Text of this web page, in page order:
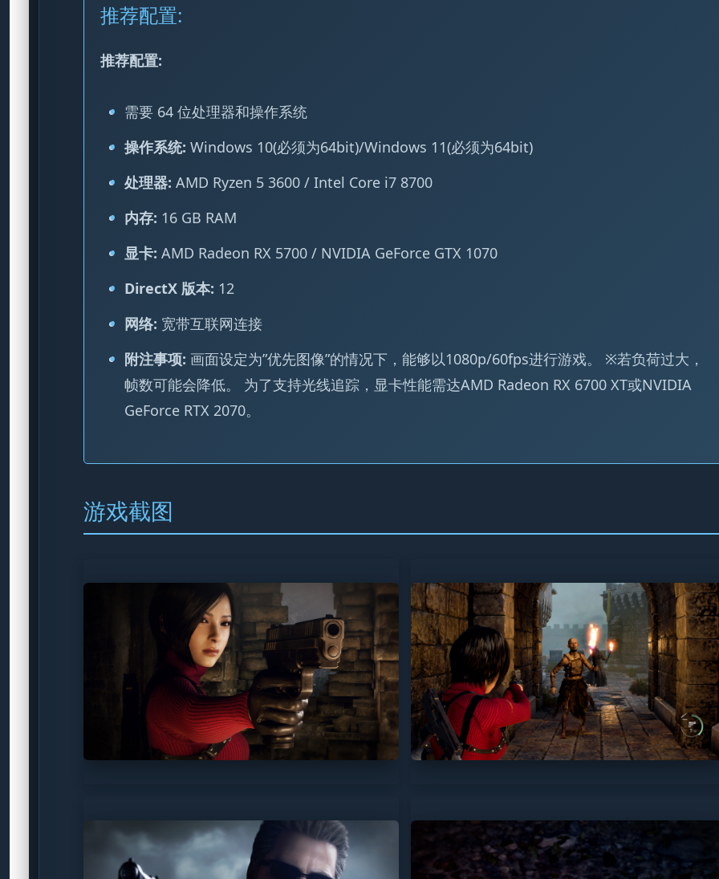
推荐配置:
推荐配置:
需要 64 位处理器和操作系统
操作系统: Windows 10(必须为64bit)/Windows 11(必须为64bit)
处理器: AMD Ryzen 5 3600 / Intel Core i7 8700
内存: 16 GB RAM
显卡: AMD Radeon RX 5700 / NVIDIA GeForce GTX 1070
DirectX 版本: 12
网络: 宽带互联网连接
附注事项: 画面设定为”优先图像”的情况下，能够以1080p/60fps进行游戏。 ※若负荷过大，
帧数可能会降低。 为了支持光线追踪，显卡性能需达AMD Radeon RX 6700 XT或NVIDIA
GeForce RTX 2070。
游戏截图